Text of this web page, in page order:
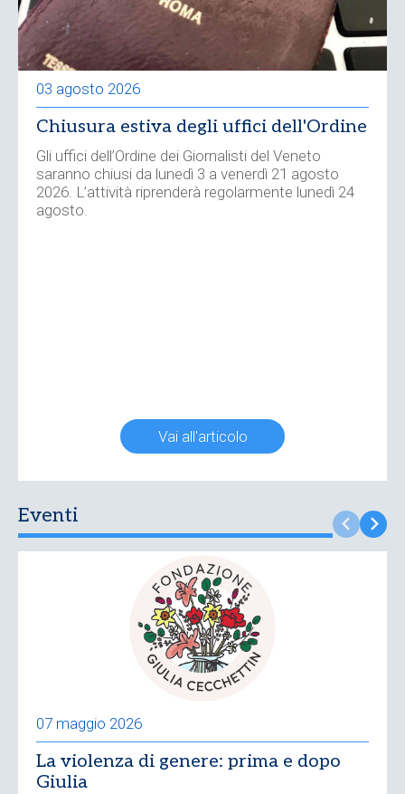
03 agosto 2026
Chiusura estiva degli uffici dell'Ordine
Gli uffici dell’Ordine dei Giornalisti del Veneto
saranno chiusi da lunedì 3 a venerdì 21 agosto
2026. L’attività riprenderà regolarmente lunedì 24
agosto.
Vai all'articolo
Eventi
07 maggio 2026
La violenza di genere: prima e dopo
Giulia